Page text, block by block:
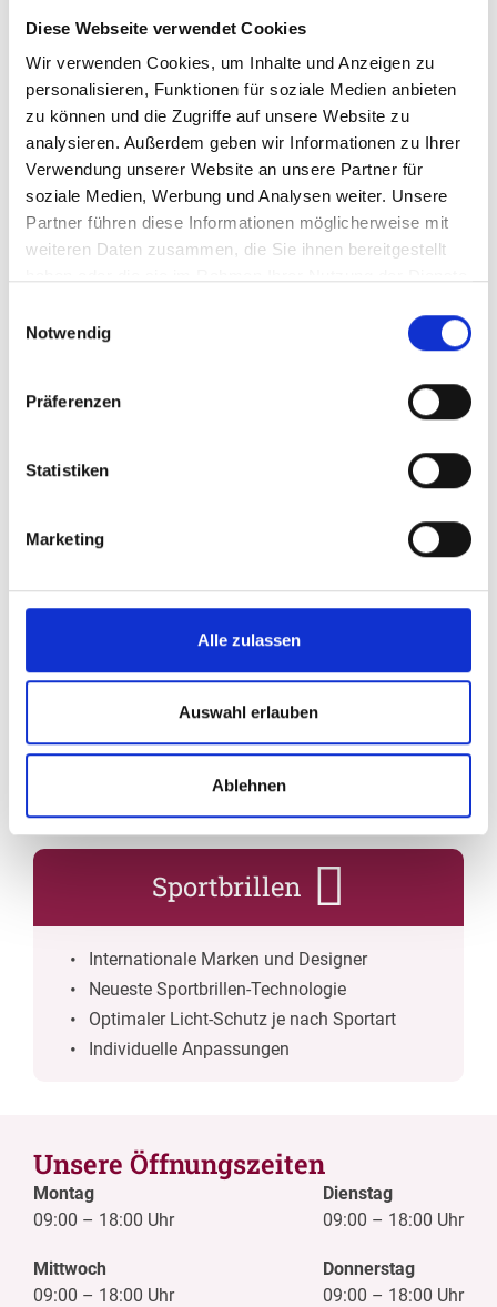
Diese Webseite verwendet Cookies
Wir verwenden Cookies, um Inhalte und Anzeigen zu
personalisieren, Funktionen für soziale Medien anbieten
zu können und die Zugriffe auf unsere Website zu
analysieren. Außerdem geben wir Informationen zu Ihrer
Verwendung unserer Website an unsere Partner für
soziale Medien, Werbung und Analysen weiter. Unsere
Partner führen diese Informationen möglicherweise mit
weiteren Daten zusammen, die Sie ihnen bereitgestellt
Notwendig
Präferenzen
Statistiken
Marketing
Alle zulassen
Auswahl erlauben
Ablehnen
Kontaktlinsen
Kontaktlinsenanpassung nach Maß
Ausführliche Nachkontrollen
Beratung zur Kontaktlinsenpflege
Auswahl des optimalen Pflegemittels
Optometrie
Verschiedene Screeningtests
Low Vision
Prüfung der Restsehfähigkeit
Anpassung von vergrößernden Sehhilfen
Abstimmung mit dem Augenarzt
Sportbrillen
Internationale Marken und Designer
Neueste Sportbrillen-Technologie
Optimaler Licht-Schutz je nach Sportart
Individuelle Anpassungen
Unsere Öffnungszeiten
Montag
09:00 – 18:00 Uhr
Dienstag
09:00 – 18:00 Uhr
Mittwoch
09:00 – 18:00 Uhr
Donnerstag
09:00 – 18:00 Uhr